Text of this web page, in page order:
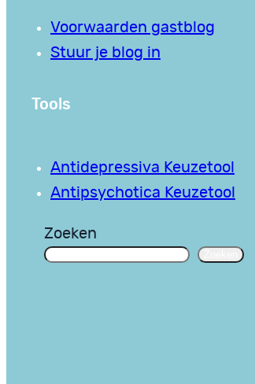
Voorwaarden gastblog
Stuur je blog in
Tools
Antidepressiva Keuzetool
Antipsychotica Keuzetool
Zoeken